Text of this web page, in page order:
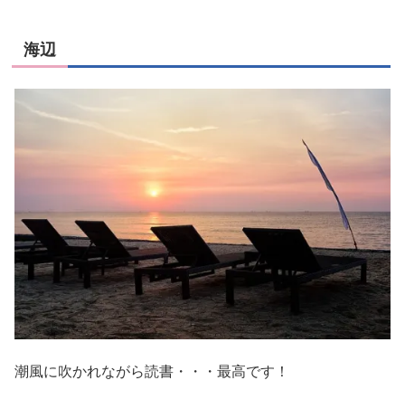
海辺
潮風に吹かれながら読書・・・最高です！